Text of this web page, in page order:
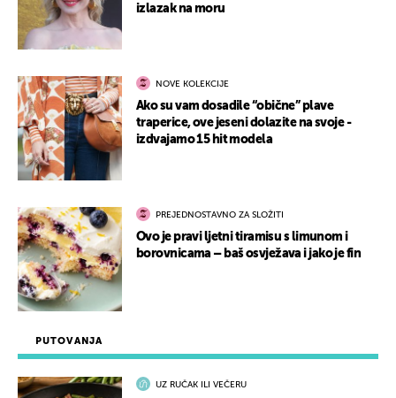
PUTOVANJA
UZ RUČAK ILI VEČERU
izlazak na moru
NOVE KOLEKCIJE
Ako su vam dosadile “obične” plave
traperice, ove jeseni dolazite na svoje -
izdvajamo 15 hit modela
PREJEDNOSTAVNO ZA SLOŽITI
Ovo je pravi ljetni tiramisu s limunom i
borovnicama – baš osvježava i jako je fin